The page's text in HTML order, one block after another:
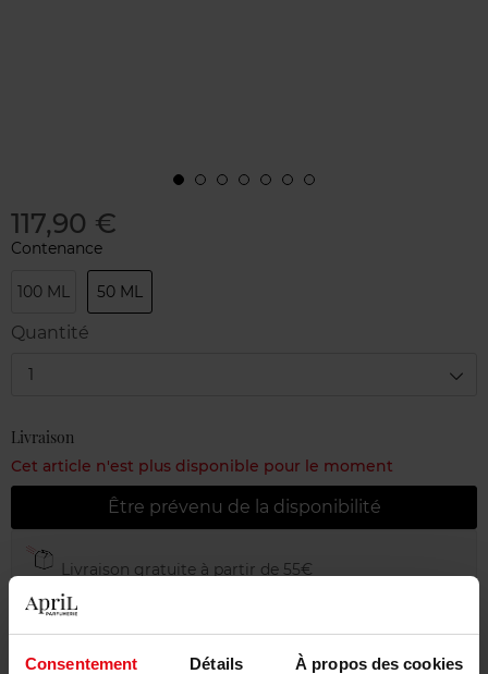
Consentement Détails À propos des cookies
117,90 €
Contenance
100 ML 50 ML
Quantité
1
Livraison
Cet article n'est plus disponible pour le moment
Être prévenu de la disponibilité
Livraison gratuite à partir de 55€
Retour gratuit dans votre magasin